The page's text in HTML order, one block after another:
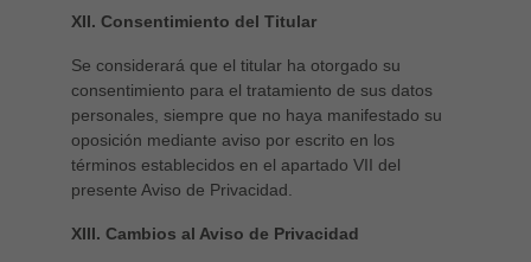
XII. Consentimiento del Titular
Se considerará que el titular ha otorgado su
consentimiento para el tratamiento de sus datos
personales, siempre que no haya manifestado su
oposición mediante aviso por escrito en los
términos establecidos en el apartado VII del
presente Aviso de Privacidad.
XIII. Cambios al Aviso de Privacidad